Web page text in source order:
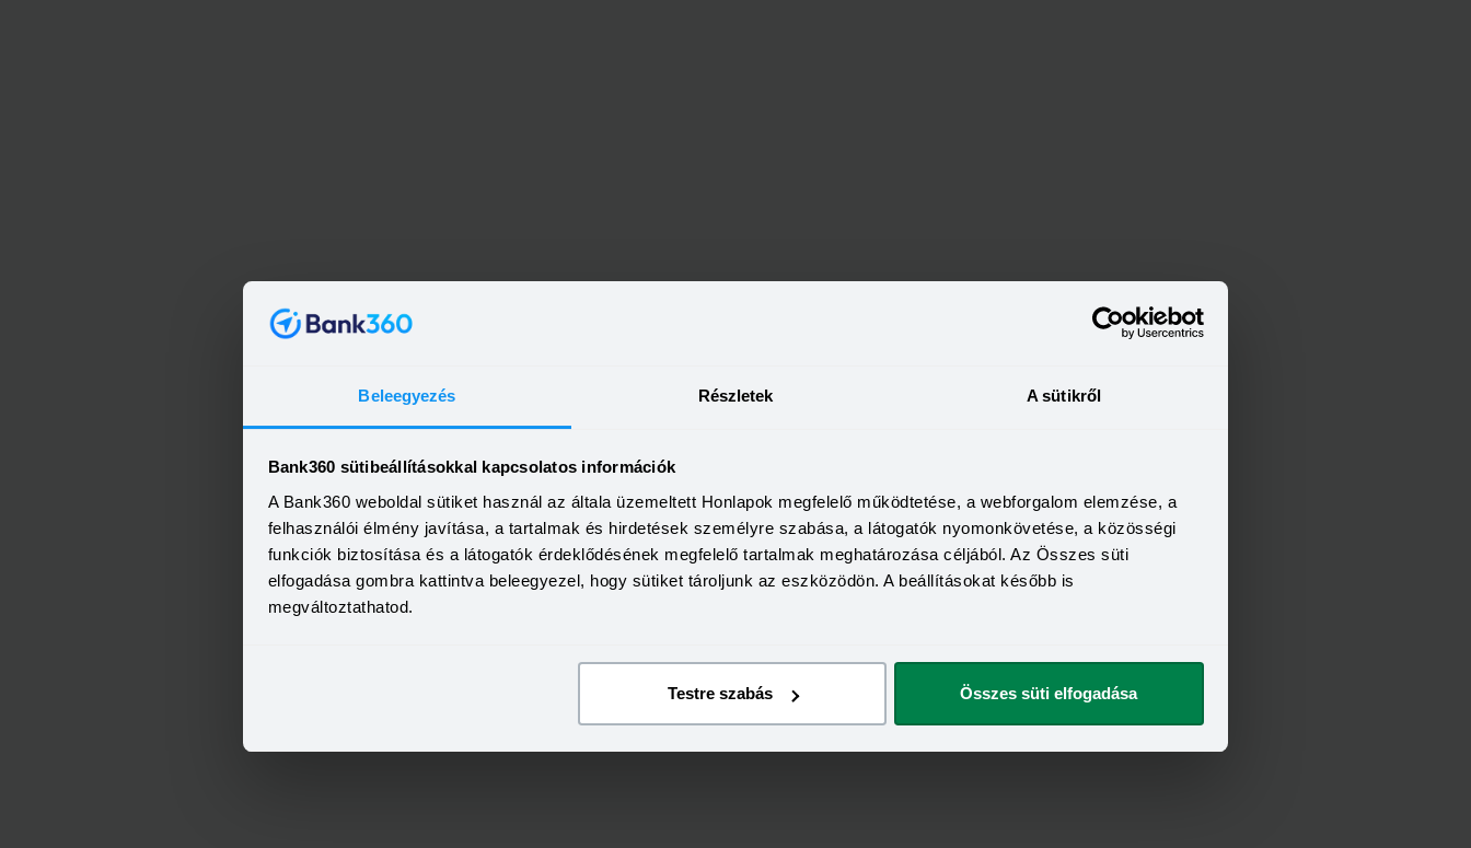
Beleegyezés Részletek A sütikről
Bank360 sütibeállításokkal kapcsolatos információk
A Bank360 weboldal sütiket használ az általa üzemeltett Honlapok megfelelő működtetése, a webforgalom elemzése, a
felhasználói élmény javítása, a tartalmak és hirdetések személyre szabása, a látogatók nyomonkövetése, a közösségi
funkciók biztosítása és a látogatók érdeklődésének megfelelő tartalmak meghatározása céljából. Az Összes süti
elfogadása gombra kattintva beleegyezel, hogy sütiket tároljunk az eszközödön. A beállításokat később is
megváltoztathatod.
Testre szabás Összes süti elfogadása